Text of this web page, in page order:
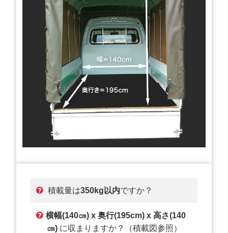
積載量は350kg以内ですか？
横幅(140㎝) x 奥行(195cm) x 高さ(140
㎝) に収まりますか？（積載図参照）